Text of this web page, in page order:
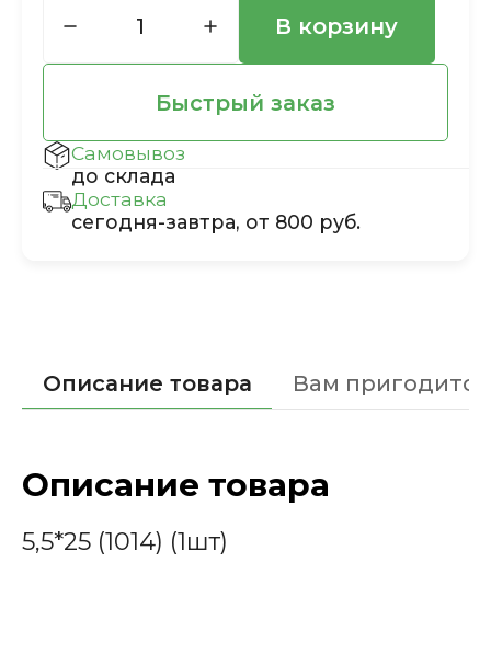
В корзину
Быстрый заказ
Самовывоз
до склада
Доставка
сегодня-завтра, от 800 руб.
Описание товара Вам пригодится
Описание товара
5,5*25 (1014) (1шт)